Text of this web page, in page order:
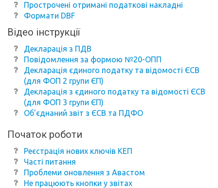
Прострочені отримані податкові накладні
Формати DBF
Відео інструкції
Декларація з ПДВ
Повідомлення за формою №20-ОПП
Декларація єдиного податку та відомості ЄСВ
(для ФОП 2 групи ЄП)
Декларація з єдиного податку та відомості ЄСВ
(для ФОП 3 групи ЄП)
Об'єднаний звіт з ЄСВ та ПДФО
Початок роботи
Реєстрація нових ключів КЕП
Часті питання
Проблеми оновлення з Авастом
Не працюють кнопки у звітах